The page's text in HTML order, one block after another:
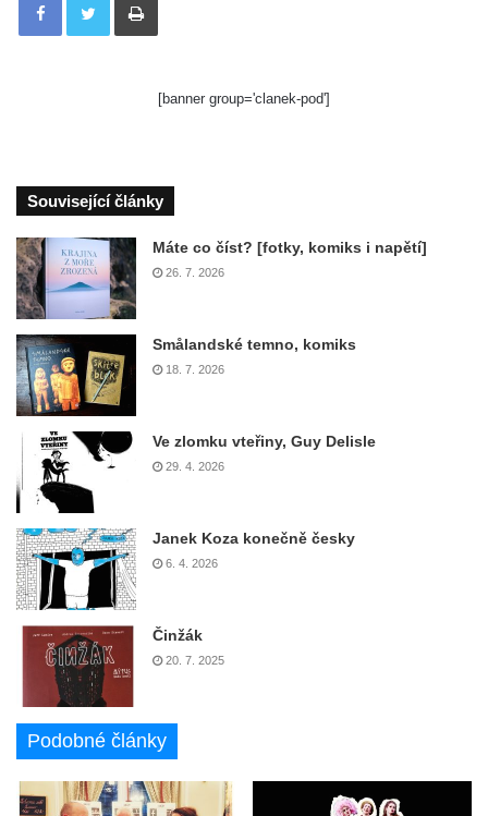
[banner group='clanek-pod']
Související články
Máte co číst? [fotky, komiks i napětí]
26. 7. 2026
Smålandské temno, komiks
18. 7. 2026
Ve zlomku vteřiny, Guy Delisle
29. 4. 2026
Janek Koza konečně česky
6. 4. 2026
Činžák
20. 7. 2025
Podobné články